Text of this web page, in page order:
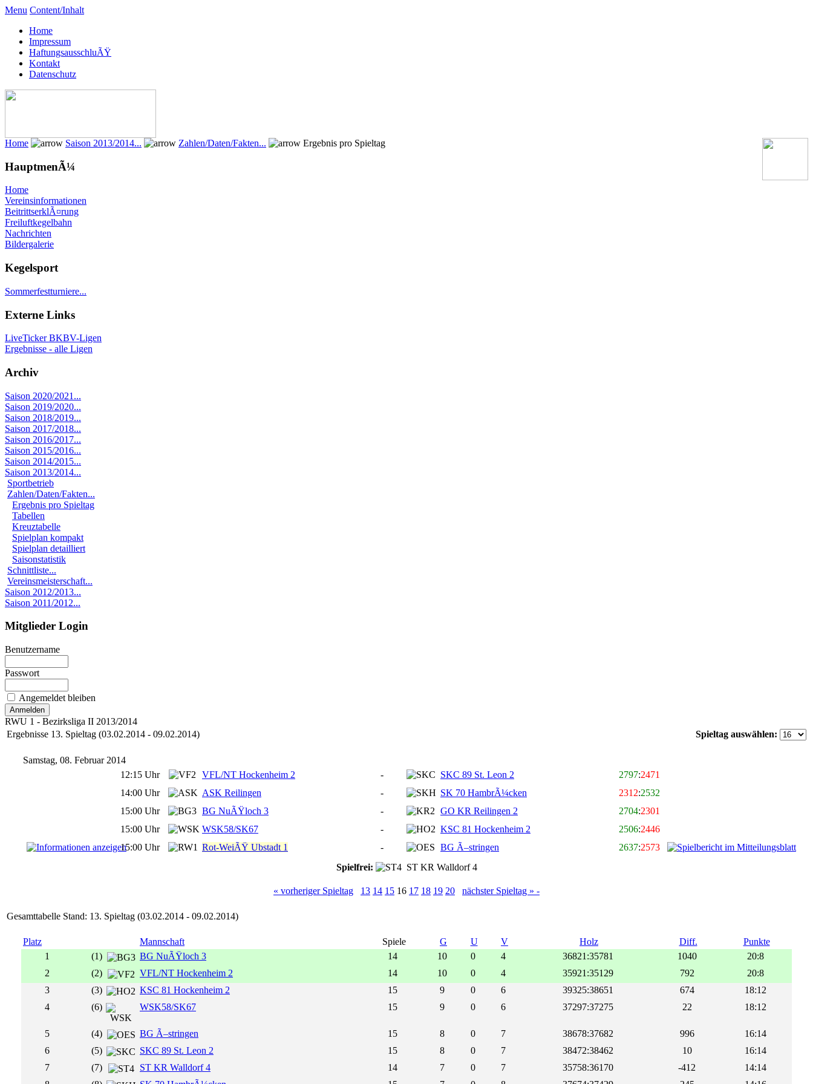
Menu Content/Inhalt
Home
Impressum
HaftungsausschluÃŸ
Kontakt
Datenschutz
Home Saison 2013/2014... Zahlen/Daten/Fakten... Ergebnis pro Spieltag
HauptmenÃ¼
Home
Vereinsinformationen
BeitrittserklÃ¤rung
Freiluftkegelbahn
Nachrichten
Bildergalerie
Kegelsport
Sommerfestturniere...
Externe Links
LiveTicker BKBV-Ligen
Ergebnisse - alle Ligen
Archiv
Saison 2020/2021...
Saison 2019/2020...
Saison 2018/2019...
Saison 2017/2018...
Saison 2016/2017...
Saison 2015/2016...
Saison 2014/2015...
Saison 2013/2014...
Sportbetrieb
Zahlen/Daten/Fakten...
Ergebnis pro Spieltag
Tabellen
Kreuztabelle
Spielplan kompakt
Spielplan detailliert
Saisonstatistik
Schnittliste...
Vereinsmeisterschaft...
Saison 2012/2013...
Saison 2011/2012...
Mitglieder Login
Benutzername
Passwort
Angemeldet bleiben
RWU 1 - Bezirksliga II 2013/2014
Ergebnisse 13. Spieltag (03.02.2014 - 09.02.2014)
Spieltag auswählen:
Samstag, 08. Februar 2014
12:15 Uhr
VFL/NT Hockenheim 2 - SKC 89 St. Leon 2 2797:2471
14:00 Uhr
ASK Reilingen - SK 70 HambrÃ¼cken 2312:2532
15:00 Uhr
BG NuÃŸloch 3 - GO KR Reilingen 2 2704:2301
15:00 Uhr
WSK58/SK67 - KSC 81 Hockenheim 2 2506:2446
15:00 Uhr
Rot-WeiÃŸ Ubstadt 1 - BG Ã–stringen 2637:2573
Spielfrei:
ST KR Walldorf 4
« vorheriger Spieltag 13 14 15 16 17 18 19 20 nächster Spieltag » -
Gesamttabelle Stand: 13. Spieltag (03.02.2014 - 09.02.2014)
Platz Mannschaft Spiele G U V Holz Diff.
Punkte
1
(1) BG NuÃŸloch 3 14 10 0 4 36821:35781 1040
20:8
2
(2) VFL/NT Hockenheim 2 14 10 0 4 35921:35129 792
20:8
3
(3) KSC 81 Hockenheim 2 15 9 0 6 39325:38651 674
18:12
4
(6) WSK58/SK67 15 9 0 6 37297:37275 22 18:12
5 (4) BG Ã–stringen 15 8 0 7 38678:37682 996
16:14
6
(5) SKC 89 St. Leon 2 15 8 0 7 38472:38462 10
16:14
7
(7) ST KR Walldorf 4 14 7 0 7 35758:36170 -412
14:14